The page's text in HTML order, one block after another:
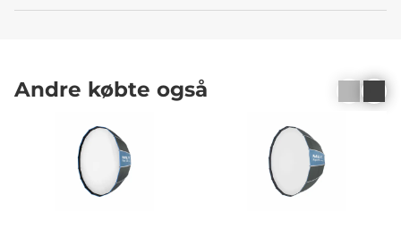
Andre købte også